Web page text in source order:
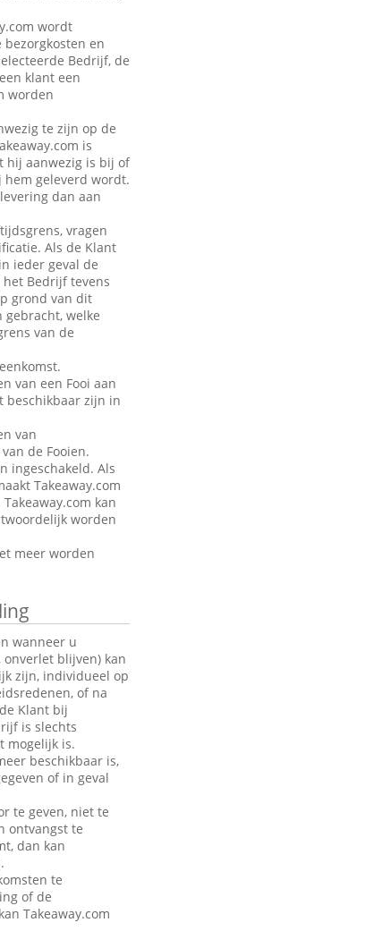
wordt
bezorgkosten en
Bedrijf, de
klant een
worden
te zijn op de
is
hij aanwezig is bij of
geleverd wordt.
dan aan
vragen
Als de Klant
ieder geval de
Bedrijf tevens
grond van dit
welke
van de
van een Fooi aan
beschikbaar zijn in
van
de Fooien.
ingeschakeld. Als
Takeaway.com
kan
worden
meer worden
wanneer u
blijven) kan
zijn, individueel op
of na
Klant bij
is slechts
mogelijk is.
beschikbaar is,
of in geval
te geven, niet te
ontvangst te
dan kan
te
of de
Takeaway.com